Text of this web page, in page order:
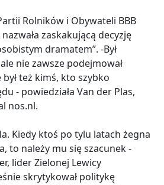
Rolników i Obywateli BBB
zaskakującą decyzję
dramatem”. -Był
nie zawsze podejmował
był też kimś, kto szybko
- powiedziała Van der Plas,
nos.nl.
Kiedy ktoś po tylu latach żegna
to należy mu się szacunek -
lider Zielonej Lewicy
skrytykował politykę